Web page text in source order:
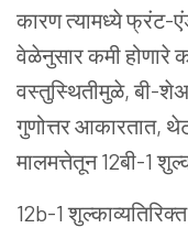
कारण त्यामध्ये फ्रंट-
वेळेनुसार कमी
वस्तुस्थितीमुळे, बी-
गुणोत्तर आकारतात,
मालमत्तेतून 12बी-1
12b-1